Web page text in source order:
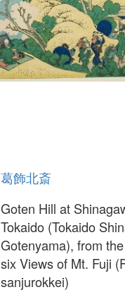
葛飾北斎
Goten Hill at
Tokaido (Tokaido
Gotenyama), from
six Views of Mt. Fuji
sanjurokkei)